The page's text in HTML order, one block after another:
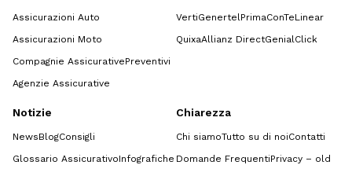
Assicurazioni Auto
Assicurazioni Moto
Compagnie AssicurativePreventivi
Agenzie Assicurative
VertiGenertel PrimaConTeLinear
QuixaAllianz DirectGenialClick
Notizie
NewsBlogConsigli
Glossario AssicurativoInfografiche
Chiarezza
Chi siamoTutto su di noiContatti
Domande FrequentiPrivacy – old